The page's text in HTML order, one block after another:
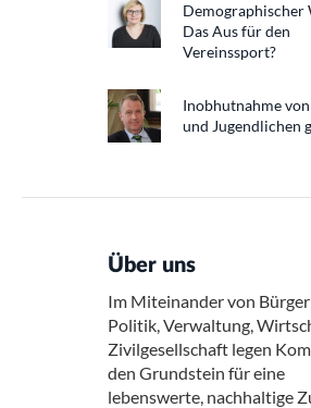
Demographischer
Das Aus für den
Vereinssport?
Inobhutnahme
und Jugendlichen
Über uns
Im Miteinander von
Politik, Verwaltung,
Zivilgesellschaft legen
den Grundstein für eine
lebenswerte, nachhaltige